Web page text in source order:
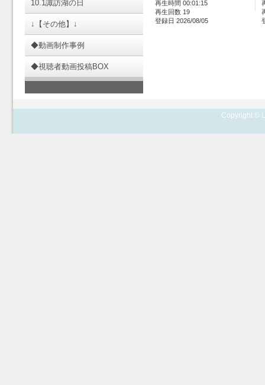
10.1諏訪湖の日
↓【その他】↓
◆動画制作事例
◆視聴者動画投稿BOX
再生時間 00:01:15
再生回数 19
登録日 2026/08/05
Copyright ©